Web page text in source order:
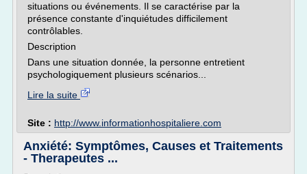
situations ou événements. Il se caractérise par la
présence constante d'inquiétudes difficilement
contrôlables.
Description
Dans une situation donnée, la personne entretient
psychologiquement plusieurs scénarios...
Lire la suite
Site : http://www.informationhospitaliere.com
Anxiété: Symptômes, Causes et Traitements
- Therapeutes ...